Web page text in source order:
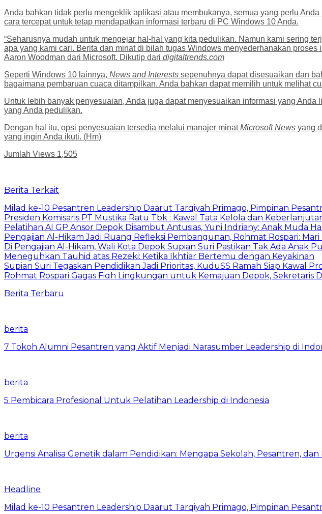
Anda bahkan tidak perlu mengeklik aplikasi atau membukanya, semua yang perlu
cara tercepat untuk tetap mendapatkan informasi terbaru di PC Windows 10 Anda.
“Seharusnya mudah untuk mengejar hal-hal yang kita pedulikan. Namun kami sering
apa yang kami cari. Berita dan minat di bilah tugas Windows menyederhanakan
Aaron Woodman dari Microsoft. Dikutip dari digitaltrends.com
Seperti Windows 10 lainnya, News and Interests sepenuhnya dapat disesuaikan dan
bagaimana pembaruan cuaca ditampilkan. Anda bahkan dapat memilih untuk melihat
Untuk lebih banyak penyesuaian, Anda juga dapat menyesuaikan informasi yang
yang Anda pedulikan.
Dengan hal itu, opsi penyesuaian tersedia melalui manajer minatMicrosoft News yang
yang ingin Anda ikuti. (Hm)
Jumlah Views 1,505
Berita Terkait
Milad ke-10 Pesantren Leadership Daarut Tarqiyah Primago, Pimpinan
Presiden Komisaris PT Mustika Ratu Tbk : Kawal Tata Kelola dan
Pelatihan AI GP Ansor Depok Disambut Antusias, Yuni Indriany: Anak Muda
Pengajian Al-Hikam Jadi Ruang Refleksi Pembangunan, Rohmat Rospari:
Di Pengajian Al-Hikam, Wali Kota Depok Supian Suri Pastikan Tak Ada Anak
Meneguhkan Tauhid atas Rezeki: Ketika Ikhtiar Bertemu dengan Keyakinan
Supian Suri Tegaskan Pendidikan Jadi Prioritas, KuduSS Ramah Siap Kawal
Rohmat Rospari Gagas Fiqh Lingkungan untuk Kemajuan Depok, Sekretaris
Berita Terbaru
berita
7 Tokoh Alumni Pesantren yang Aktif Menjadi Narasumber Leadership di
berita
5 Pembicara Profesional Untuk Pelatihan Leadership di Indonesia
berita
Urgensi Analisa Genetik dalam Pendidikan: Mengapa Sekolah, Pesantren,
Headline
Milad ke-10 Pesantren Leadership Daarut Tarqiyah Primago, Pimpinan